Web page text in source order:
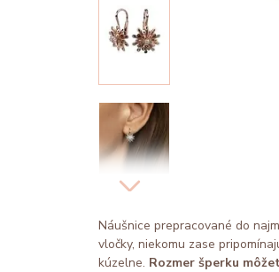
Náušnice prepracované do
vločky, niekomu zase
kúzelne. Rozmer šperku